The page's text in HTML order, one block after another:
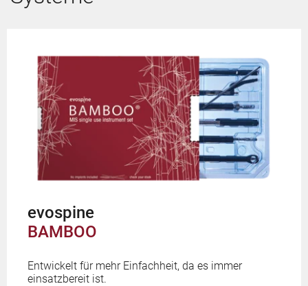
evospine
BAMBOO
Entwickelt für mehr Einfachheit, da es immer
einsatzbereit ist.